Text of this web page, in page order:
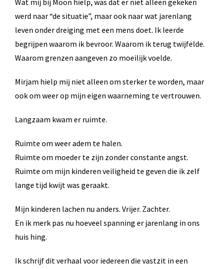
Wat mij bij Moon hielp, was dat er niet alleen gekeken
werd naar “de situatie”, maar ook naar wat jarenlang
leven onder dreiging met een mens doet. Ik leerde
begrijpen waarom ik bevroor. Waarom ik terug twijfelde.
Waarom grenzen aangeven zo moeilijk voelde.
Mirjam hielp mij niet alleen om sterker te worden, maar
ook om weer op mijn eigen waarneming te vertrouwen.
Langzaam kwam er ruimte.
Ruimte om weer adem te halen.
Ruimte om moeder te zijn zonder constante angst.
Ruimte om mijn kinderen veiligheid te geven die ik zelf
lange tijd kwijt was geraakt.
Mijn kinderen lachen nu anders. Vrijer. Zachter.
En ik merk pas nu hoeveel spanning er jarenlang in ons
huis hing.
Ik schrijf dit verhaal voor iedereen die vastzit in een